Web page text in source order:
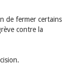
de fermer certains
contre la